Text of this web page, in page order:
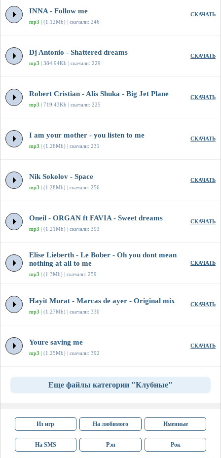
INNA - Follow me
mp3 | (1.12Mb) | скачали: 246
СКАЧАТЬ
Dj Antonio - Shattered dreams
mp3 | 384.94Kb | скачали: 229
СКАЧАТЬ
Robert Cristian - Alis Shuka - Big Jet Plane
mp3 | 719.43Kb | скачали: 225
СКАЧАТЬ
I am your mother - you listen to me
mp3 | (1.26Mb) | скачали: 231
СКАЧАТЬ
Nik Sokolov - Space
mp3 | (1.28Mb) | скачали: 256
СКАЧАТЬ
Oneil - ORGAN ft FAVIA - Sweet dreams
mp3 | (1.21Mb) | скачали: 393
СКАЧАТЬ
Elise Lieberth - Le Bober - Oh you dont mean
nothing at all to me
mp3 | (1.3Mb) | скачали: 259
СКАЧАТЬ
Hayit Murat - Marcas de ayer - Original mix
mp3 | (1.27Mb) | скачали: 330
СКАЧАТЬ
Youre saving me
mp3 | (1.25Mb) | скачали: 392
СКАЧАТЬ
Еще файлы категории "Клубные"
Из игр На любимого Именные
На SMS Рэп Рок